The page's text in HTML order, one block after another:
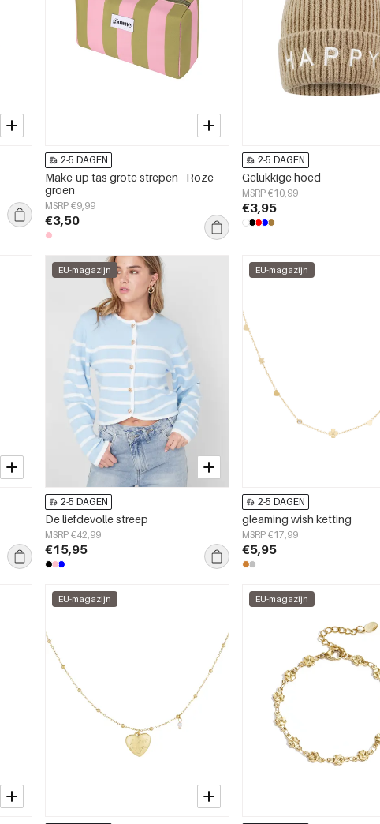
2-5 DAGEN
Make-up tas grote strepen - Roze
groen
MSRP €9,99
€3,50
2-5 DAGEN
Gelukkige hoed
MSRP €10,99
€3,95
EU-magazijn
2-5 DAGEN
De liefdevolle streep
MSRP €42,99
€15,95
EU-magazijn
2-5 DAGEN
gleaming wish ketting
MSRP €17,99
€5,95
EU-magazijn EU-magazijn